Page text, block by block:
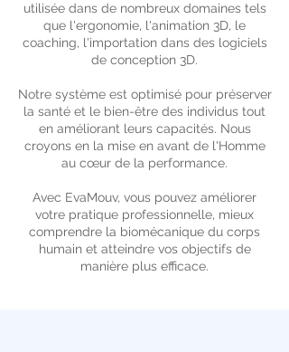
utilisée dans de nombreux domaines tels
que l'ergonomie, l'animation 3D, le
coaching, l'importation dans des logiciels
de conception 3D.
Notre système est optimisé pour préserver
la santé et le bien-être des individus tout
en améliorant leurs capacités. Nous
croyons en la mise en avant de l'Homme
au cœur de la performance.
Avec EvaMouv, vous pouvez améliorer
votre pratique professionnelle, mieux
comprendre la biomécanique du corps
humain et atteindre vos objectifs de
manière plus efficace.